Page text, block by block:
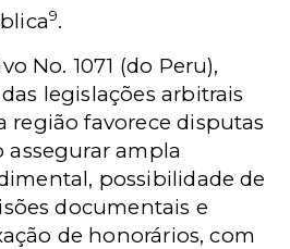
9.
No. 1071 (do Peru),
legislações arbitrais
região favorece disputas
assegurar ampla
possibilidade de
documentais e
de honorários, com